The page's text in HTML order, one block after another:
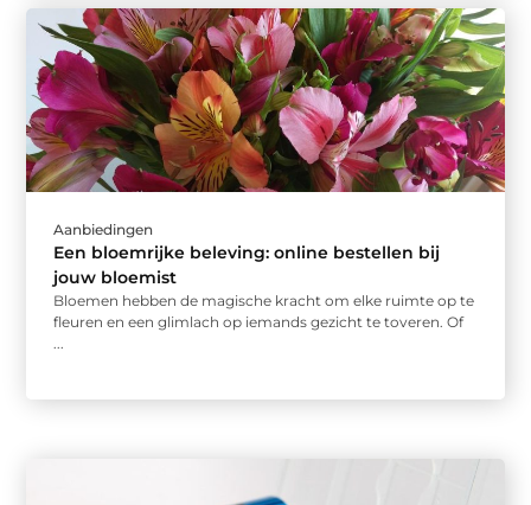
Aanbiedingen
Een bloemrijke beleving: online bestellen bij
jouw bloemist
Bloemen hebben de magische kracht om elke ruimte op te
fleuren en een glimlach op iemands gezicht te toveren. Of
...